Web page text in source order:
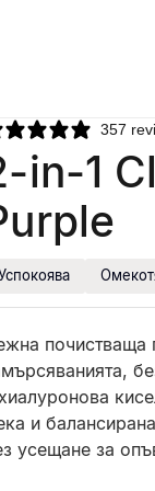
357
in-1
почистваща
и
усещане за